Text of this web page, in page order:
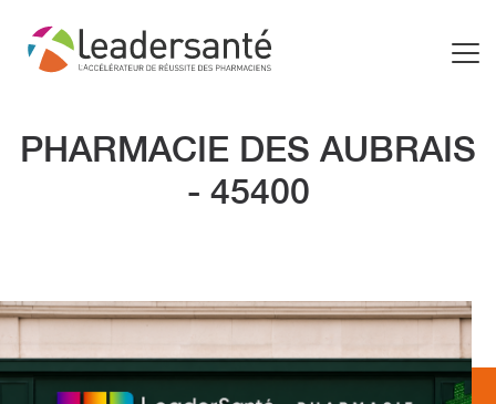
PHARMACIE DES AUBRAIS
- 45400